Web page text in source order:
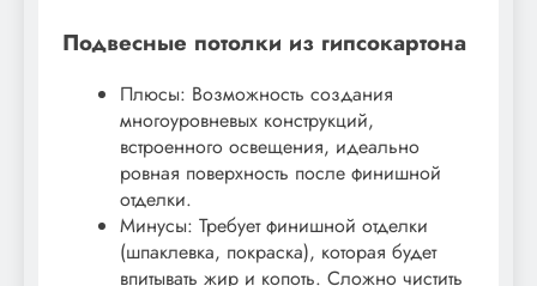
Подвесные потолки из гипсокартона
Плюсы: Возможность создания
многоуровневых конструкций,
встроенного освещения, идеально
ровная поверхность после финишной
отделки.
Минусы: Требует финишной отделки
(шпаклевка, покраска), которая будет
впитывать жир и копоть. Сложно чистить